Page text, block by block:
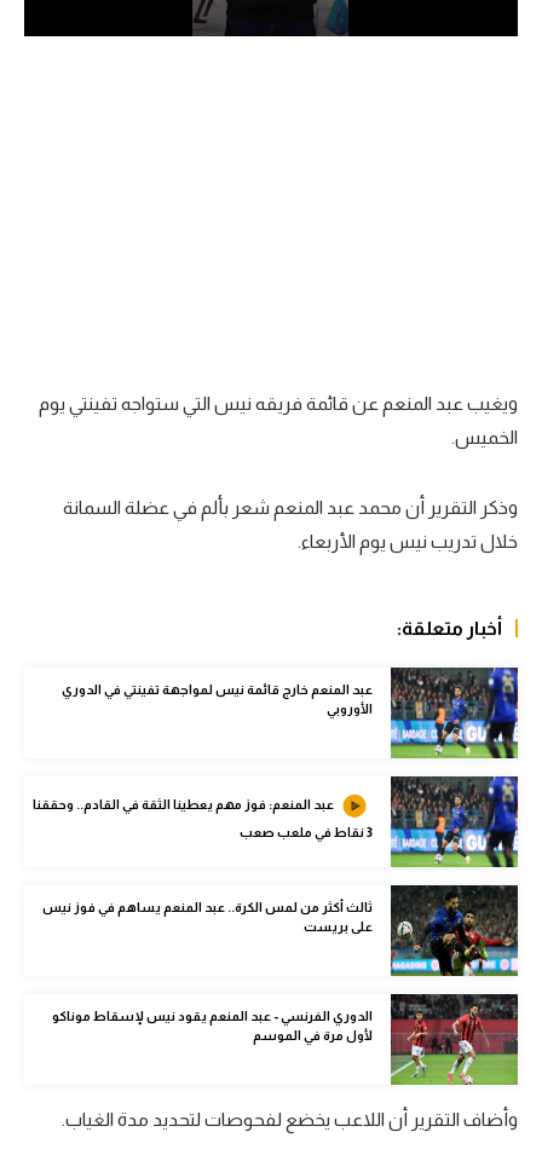
الكرة الأوروبية
منتخب مصر
الدوري الإنجليزي
الدوري الإسباني
دوري أبطال أوروبا
القسم الثاني
رياضات أخرى
كرة السلة الأمريكية
كرة سلة
كرة يد
كرة طائرة
الوطن العربي
ويغيب عبد المنعم عن قائمة فريقه نيس التي ستواجه تفينتي يوم
الخميس.
وذكر التقرير أن محمد عبد المنعم شعر بألم في عضلة السمانة
خلال تدريب نيس يوم الأربعاء.
أخبار متعلقة:
عبد المنعم خارج قائمة نيس لمواجهة تفينتي في الدوري
الأوروبي
عبد المنعم: فوز مهم يعطينا الثقة في القادم.. وحققنا
3 نقاط في ملعب صعب
ثالث أكثر من لمس الكرة.. عبد المنعم يساهم في فوز نيس
على بريست
الدوري الفرنسي - عبد المنعم يقود نيس لإسقاط موناكو
لأول مرة في الموسم
وأضاف التقرير أن اللاعب يخضع لفحوصات لتحديد مدة الغياب.